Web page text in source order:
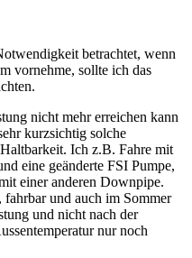
betrachtet, wenn
vornehme, sollte ich das
nicht mehr erreichen kann
kurzsichtig solche
Ich z.B. Fahre mit
eine geänderte FSI Pumpe,
einer anderen Downpipe.
und auch im Sommer
und nicht nach der
nur noch